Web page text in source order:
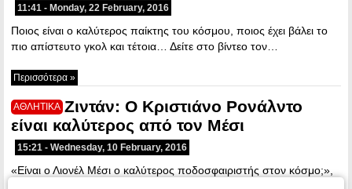
11:41 - Monday, 22 February, 2016
Ποιος είναι ο καλύτερος παίκτης του κόσμου, ποιος έχει βάλει το
πιο απίστευτο γκολ και τέτοια… Δείτε στο βίντεο τον…
Περισσότερα »
ΑΘΛΗΤΙΚΑ Ζιντάν: Ο Κριστιάνο Ρονάλντο
είναι καλύτερος από τον Μέσι
15:21 - Wednesday, 10 February, 2016
«Είναι ο Λιονέλ Μέσι ο καλύτερος ποδοσφαιριστής στον κόσμο;»,